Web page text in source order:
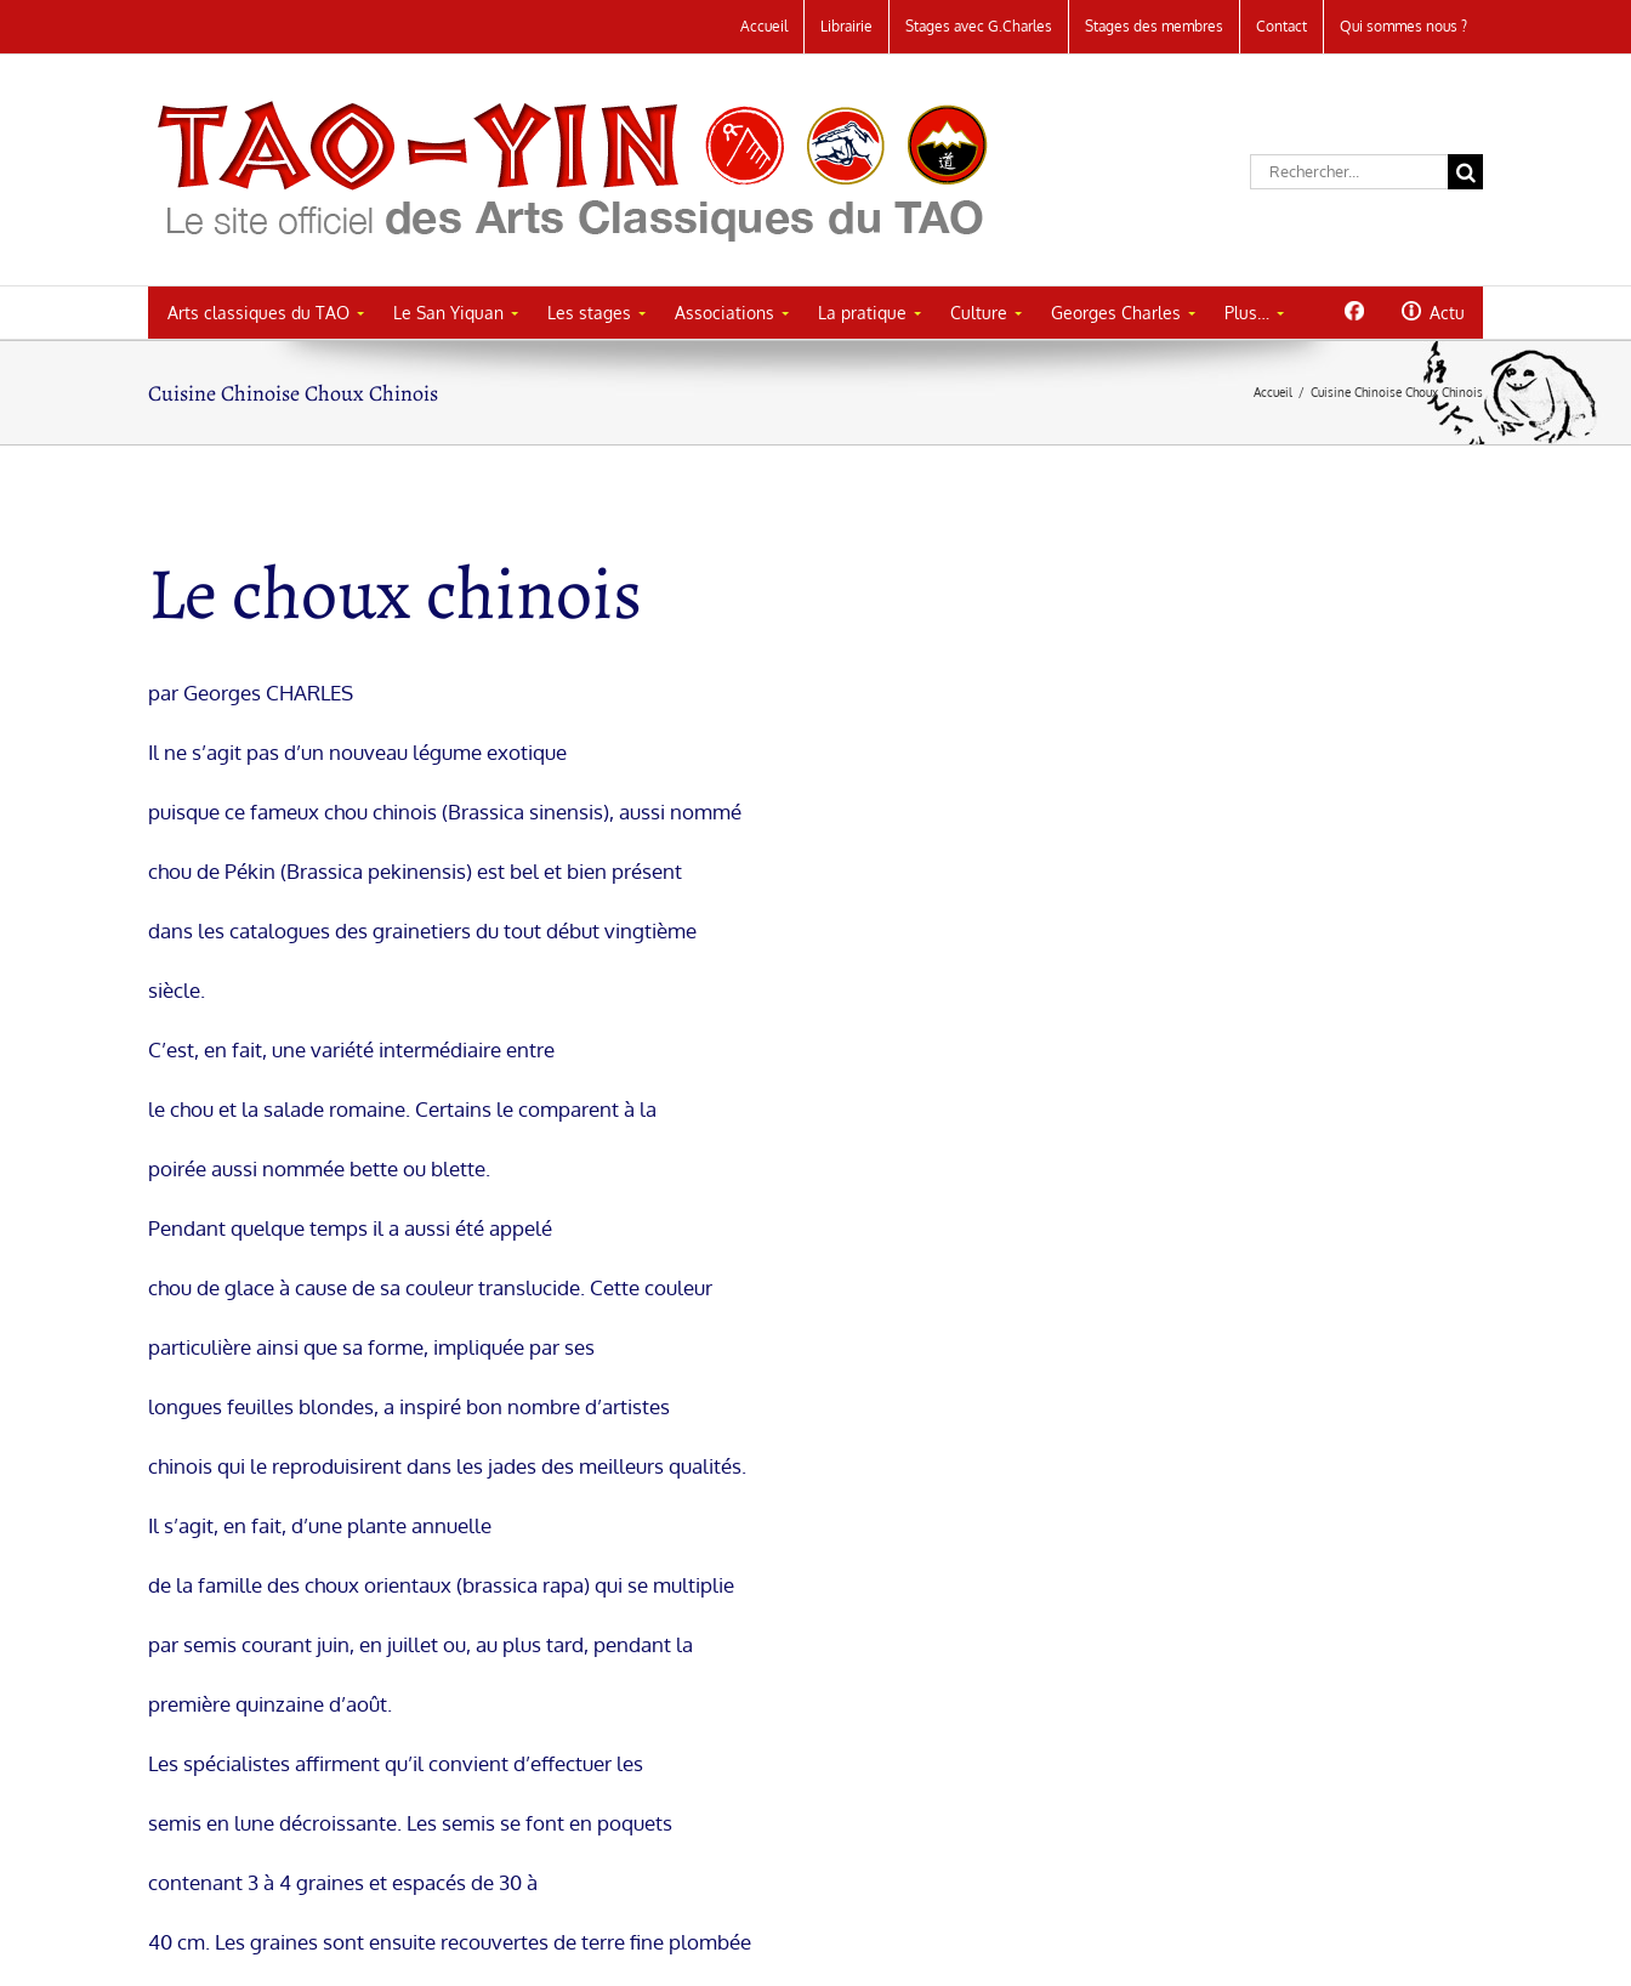
au
Accueil Librairie Stages avec G.Charles Stages des membres Contact Qui sommes nous ?
Rechercher:
Arts classiques du TAO Le San Yiquan Les stages Associations La pratique Culture Georges Charles Plus… Actu
Cuisine Chinoise Choux Chinois Accueil / Cuisine Chinoise Choux Chinois
Le choux chinois
par Georges CHARLES
Il ne s’agit pas d’un nouveau légume exotique
puisque ce fameux chou chinois (Brassica sinensis), aussi nommé
chou de Pékin (Brassica pekinensis) est bel et bien présent
dans les catalogues des grainetiers du tout début vingtième
siècle.
C’est, en fait, une variété intermédiaire entre
le chou et la salade romaine. Certains le comparent à la
poirée aussi nommée bette ou blette.
Pendant quelque temps il a aussi été appelé
chou de glace à cause de sa couleur translucide. Cette couleur
particulière ainsi que sa forme, impliquée par ses
longues feuilles blondes, a inspiré bon nombre d’artistes
chinois qui le reproduisirent dans les jades des meilleurs qualités.
Il s’agit, en fait, d’une plante annuelle
de la famille des choux orientaux (brassica rapa) qui se multiplie
par semis courant juin, en juillet ou, au plus tard, pendant la
première quinzaine d’août.
Les spécialistes affirment qu’il convient d’effectuer les
semis en lune décroissante. Les semis se font en poquets
contenant 3 à 4 graines et espacés de 30 à
40 cm. Les graines sont ensuite recouvertes de terre fine plombée